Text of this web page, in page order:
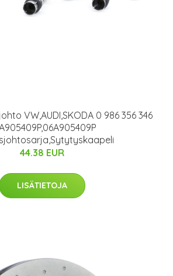
VW,AUDI,SKODA 0 986 356 346
44.38 EUR
LISÄTIETOJA